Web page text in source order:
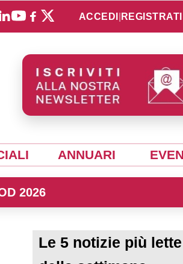
ACCEDI REGISTRATI
ANNUARI
2026
Le 5 notizie più lette